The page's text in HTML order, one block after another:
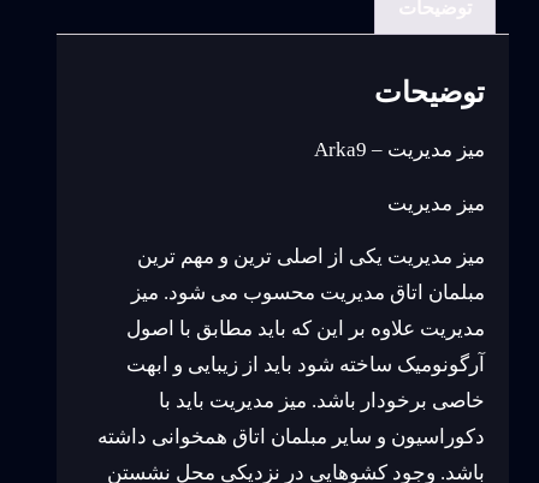
توضیحات
میز مدیریت – Arka9
میز مدیریت
میز مدیریت یکی از اصلی ترین و مهم ترین
مبلمان اتاق مدیریت محسوب می شود. میز
مدیریت علاوه بر این که باید مطابق با اصول
آرگونومیک ساخته شود باید از زیبایی و ابهت
خاصی برخودار باشد. میز مدیریت باید با
دکوراسیون و سایر مبلمان اتاق همخوانی داشته
باشد. وجود کشوهایی در نزدیکی محل نشستن